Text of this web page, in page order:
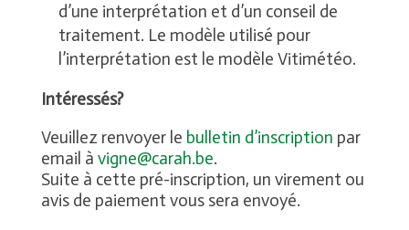
d’une interprétation et d’un conseil de
traitement. Le modèle utilisé pour
l’interprétation est le modèle Vitimétéo.
Intéressés?
Veuillez renvoyer le bulletin d’inscription par
email à vigne@carah.be.
Suite à cette pré-inscription, un virement ou
avis de paiement vous sera envoyé.